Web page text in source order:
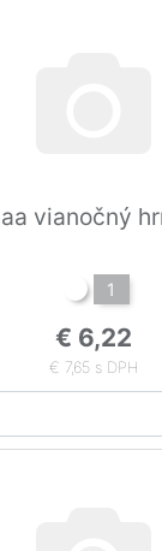
vianočný
1
€ 6,22
€ 7,65 s DPH